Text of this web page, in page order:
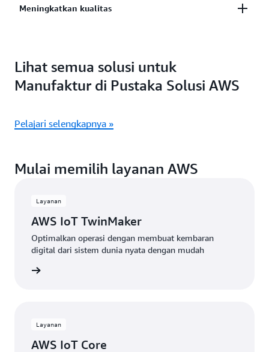
memantau kesehatan karyawan, memverifikasi
Meningkatkan kualitas
dapat diskalakan sepenuhnya untuk meningkatkan
akurasi dan kualitas, serta mengurangi biaya.
Lihat semua solusi untuk
Manufaktur di Pustaka Solusi AWS
Pelajari selengkapnya »
Mulai memilih layanan AWS
Layanan
AWS IoT TwinMaker
Optimalkan operasi dengan membuat kembaran
digital dari sistem dunia nyata dengan mudah
Layanan
AWS IoT Core